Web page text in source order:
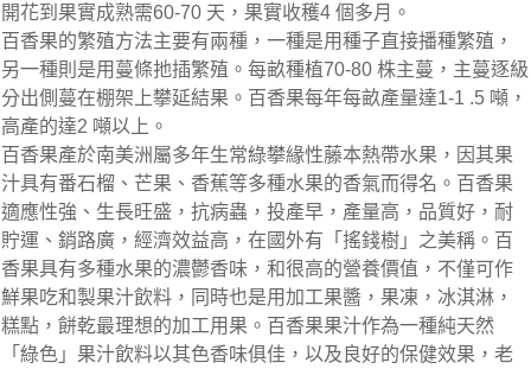
開花到果實成熟需60-70 天，果實收穫4 個多月。
百香果的繁殖方法主要有兩種，一種是用種子直接播種繁殖，
另一種則是用蔓條扡插繁殖。每畝種植70-80 株主蔓，主蔓逐級
分出側蔓在棚架上攀延結果。百香果每年每畝產量達1-1 .5 噸，
高產的達2 噸以上。
百香果產於南美洲屬多年生常綠攀緣性藤本熱帶水果，因其果
汁具有番石榴、芒果、香蕉等多種水果的香氣而得名。百香果
適應性強、生長旺盛，抗病蟲，投產早，產量高，品質好，耐
貯運、銷路廣，經濟效益高，在國外有「搖錢樹」之美稱。百
香果具有多種水果的濃鬱香味，和很高的營養價值，不僅可作
鮮果吃和製果汁飲料，同時也是用加工果醬，果凍，冰淇淋，
糕點，餅乾最理想的加工用果。百香果果汁作為一種純天然
「綠色」果汁飲料以其色香味俱佳，以及良好的保健效果，老